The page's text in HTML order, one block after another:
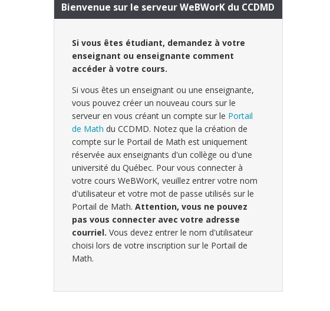
Bienvenue sur le serveur WeBWorK du CCDMD
Si vous êtes étudiant, demandez à votre
enseignant ou enseignante comment
accéder à votre cours.
Si vous êtes un enseignant ou une enseignante,
vous pouvez créer un nouveau cours sur le
serveur en vous créant un compte sur le Portail
de Math du CCDMD. Notez que la création de
compte sur le Portail de Math est uniquement
réservée aux enseignants d'un collège ou d'une
université du Québec. Pour vous connecter à
votre cours WeBWorK, veuillez entrer votre nom
d'utilisateur et votre mot de passe utilisés sur le
Portail de Math. Attention, vous ne pouvez
pas vous connecter avec votre adresse
courriel. Vous devez entrer le nom d'utilisateur
choisi lors de votre inscription sur le Portail de
Math.